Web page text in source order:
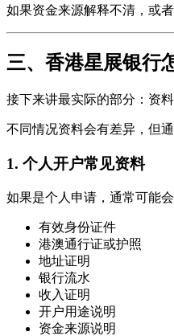
如果资金来源解释不清，或
三、香港星展银行
接下来讲最实际的部分：资料
不同情况资料会有差异，但
1. 个人开户常见资料
如果是个人申请，通常可能
有效身份证件
港澳通行证或护照
地址证明
银行流水
收入证明
开户用途说明
资金来源说明